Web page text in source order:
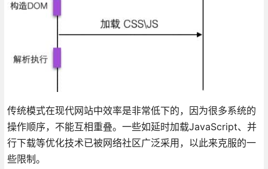
传统模式在现代网站中效率是非常低下的，因为很多系统的
操作顺序，不能互相重叠。一些如延时加载JavaScript、并
行下载等优化技术已被网络社区广泛采用，以此来克服的一
些限制。